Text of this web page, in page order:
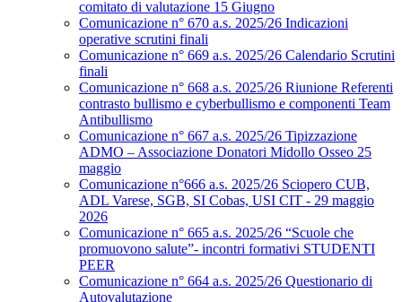
comitato di valutazione 15 Giugno
Comunicazione n° 670 a.s. 2025/26 Indicazioni
operative scrutini finali
Comunicazione n° 669 a.s. 2025/26 Calendario Scrutini
finali
Comunicazione n° 668 a.s. 2025/26 Riunione Referenti
contrasto bullismo e cyberbullismo e componenti Team
Antibullismo
Comunicazione n° 667 a.s. 2025/26 Tipizzazione
ADMO – Associazione Donatori Midollo Osseo 25
maggio
Comunicazione n°666 a.s. 2025/26 Sciopero CUB,
ADL Varese, SGB, SI Cobas, USI CIT - 29 maggio
2026
Comunicazione n° 665 a.s. 2025/26 “Scuole che
promuovono salute”- incontri formativi STUDENTI
PEER
Comunicazione n° 664 a.s. 2025/26 Questionario di
Autovalutazione